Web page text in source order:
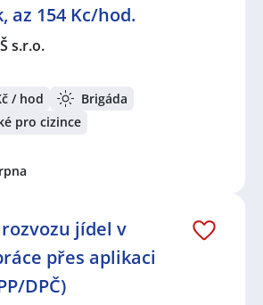
az 154 Kc/hod.
s.r.o.
/ hod
Brigáda
pro cizince
jídel v
přes aplikaci
DPČ)